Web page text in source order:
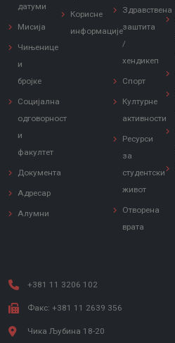
датуми
Мисија
Чињенице
и
бројке
Социјална
одговорност
и
факултет
Документа
Адресар
Алумни
Корисне
информације
Здравствена
заштита
/
хендикеп
Спорт
Културне
активности
Ресурси
за
студентски
живот
Отворена
врата
+381 11 3206 102
Факс: +381 11 2639 356
Чика Љубина 18-20